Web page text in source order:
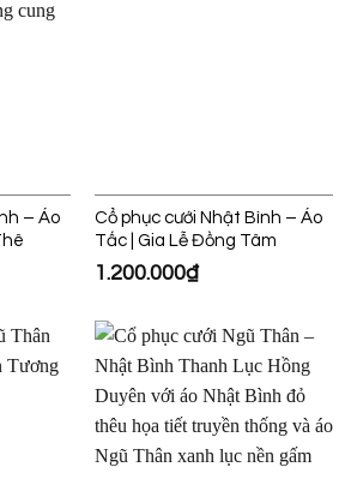
– Áo
Cổ phục cưới Nhật Bình – Áo
Tấc | Gia Lễ Đồng Tâm
1.200.000₫